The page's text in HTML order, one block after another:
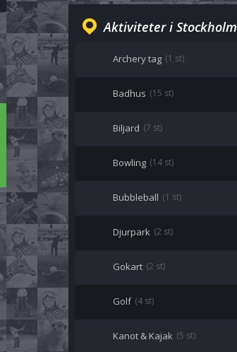
Aktiviteter i Stockholm
Archery tag (1 st)
Badhus (15 st)
Biljard (7 st)
Bowling (14 st)
Bubbleball (1 st)
Djurpark (2 st)
Gokart (2 st)
Golf (4 st)
Kanot & Kajak (5 st)